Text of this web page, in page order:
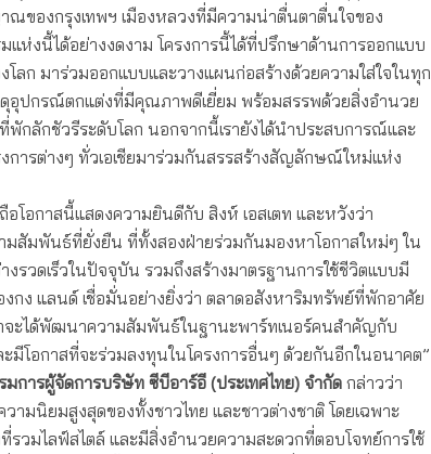
ณของกรุงเทพฯ เมืองหลวงที่มีความน่าตื่นตาตื่นใจของ
แห่งนี้ได้อย่างงดงาม โครงการนี้ได้ที่ปรึกษาด้านการออกแบบ
ลก มาร่วมออกแบบและวางแผนก่อสร้างด้วยความใส่ใจในทุก
ดุอุปกรณ์ตกแต่งที่มีคุณภาพดีเยี่ยม พร้อมสรรพด้วยสิ่งอำนวย
กลักชัวรีระดับโลก นอกจากนี้เรายังได้นำประสบการณ์และ
การต่างๆ ทั่วเอเชียมาร่วมกันสรรสร้างสัญลักษณ์ใหม่แห่ง
โอกาสนี้แสดงความยินดีกับ สิงห์ เอสเตท และหวังว่า
มสัมพันธ์ที่ยั่งยืน ที่ทั้งสองฝ่ายร่วมกันมองหาโอกาสใหม่ๆ ใน
งรวดเร็วในปัจจุบัน รวมถึงสร้างมาตรฐานการใช้ชีวิตแบบมี
กง แลนด์ เชื่อมั่นอย่างยิ่งว่า ตลาดอสังหาริมทรัพย์ที่พักอาศัย
จะได้พัฒนาความสัมพันธ์ในฐานะพาร์ทเนอร์คนสำคัญกับ
มีโอกาสที่จะร่วมลงทุนในโครงการอื่นๆ ด้วยกันอีกในอนาคต”
การผู้จัดการบริษัท ซีบีอาร์อี (ประเทศไทย) จำกัด กล่าวว่า
ามนิยมสูงสุดของทั้งชาวไทย และชาวต่างชาติ โดยเฉพาะ
รวมไลฟ์สไตล์ และมีสิ่งอำนวยความสะดวกที่ตอบโจทย์การใช้